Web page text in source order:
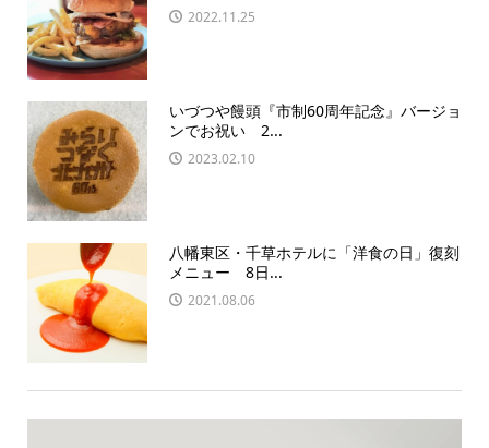
2022.11.25
いづつや饅頭『市制60周年記念』バージョ
ンでお祝い 2...
2023.02.10
八幡東区・千草ホテルに「洋食の日」復刻
メニュー 8日...
2021.08.06